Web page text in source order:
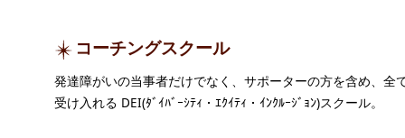
コーチングスクール
発達障がいの当事者だけでなく、サポーターの方を含め、全
受け入れる DEI(ﾀﾞｲﾊﾞｰｼﾃｨ・ｴｸｲﾃｨ・ｲﾝｸﾙｰｼﾞｮﾝ)スクール。